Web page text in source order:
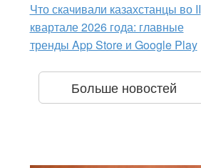
Что скачивали казахстанцы во II
квартале 2026 года: главные
тренды App Store и Google Play
Больше новостей